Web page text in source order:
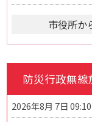
市役所か
防災行政無線
2026年8月 7日 09:10